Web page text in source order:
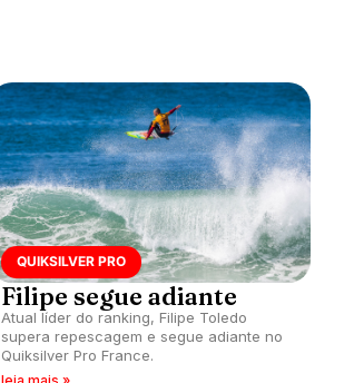
QUIKSILVER PRO
Filipe segue adiante
Atual líder do ranking, Filipe Toledo
supera repescagem e segue adiante no
Quiksilver Pro France.